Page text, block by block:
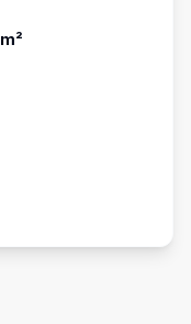
m²